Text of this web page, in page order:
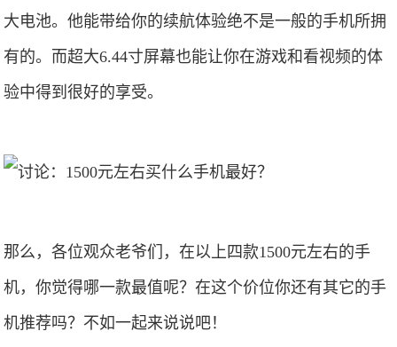
大电池。他能带给你的续航体验绝不是一般的手机所拥
有的。而超大6.44寸屏幕也能让你在游戏和看视频的体
验中得到很好的享受。
那么，各位观众老爷们，在以上四款1500元左右的手
机，你觉得哪一款最值呢？在这个价位你还有其它的手
机推荐吗？不如一起来说说吧！